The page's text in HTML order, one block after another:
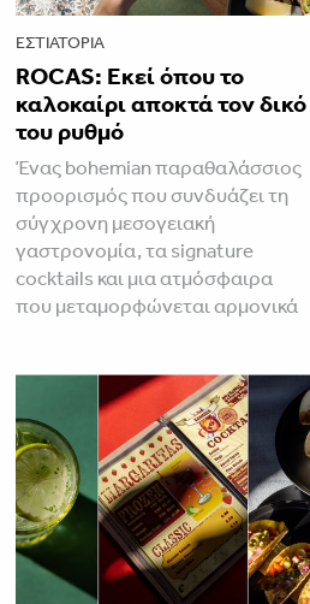
ΕΣΤΙΑΤΌΡΙΑ
ROCAS: Εκεί όπου το
καλοκαίρι αποκτά τον δικό
του ρυθμό
Ένας bohemian παραθαλάσσιος
προορισμός που συνδυάζει τη
σύγχρονη μεσογειακή
γαστρονομία, τα signature
cocktails και μια ατμόσφαιρα
που μεταμορφώνεται αρμονικά